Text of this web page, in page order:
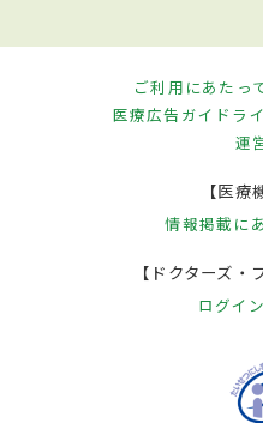
ご利用にあたっ
医療広告ガイドラ
運
【医療
情報掲載に
【ドクターズ・
ログイン